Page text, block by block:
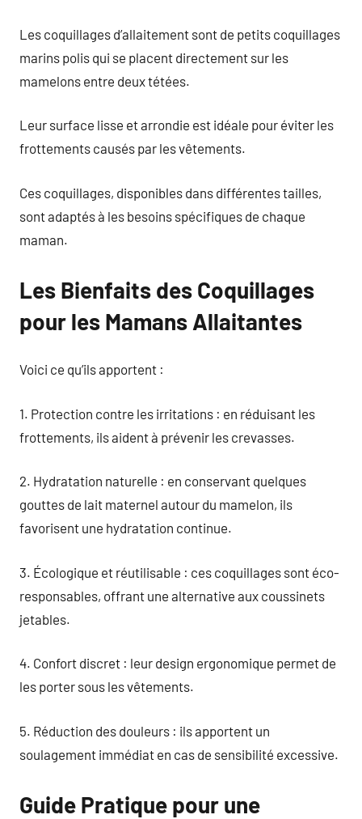
Les coquillages d’allaitement sont de petits coquillages
marins polis qui se placent directement sur les
mamelons entre deux tétées.
Leur surface lisse et arrondie est idéale pour éviter les
frottements causés par les vêtements.
Ces coquillages, disponibles dans différentes tailles,
sont adaptés à les besoins spécifiques de chaque
maman.
Les Bienfaits des Coquillages
pour les Mamans Allaitantes
Voici ce qu’ils apportent :
1. Protection contre les irritations : en réduisant les
frottements, ils aident à prévenir les crevasses.
2. Hydratation naturelle : en conservant quelques
gouttes de lait maternel autour du mamelon, ils
favorisent une hydratation continue.
3. Écologique et réutilisable : ces coquillages sont éco-
responsables, offrant une alternative aux coussinets
jetables.
4. Confort discret : leur design ergonomique permet de
les porter sous les vêtements.
5. Réduction des douleurs : ils apportent un
soulagement immédiat en cas de sensibilité excessive.
Guide Pratique pour une